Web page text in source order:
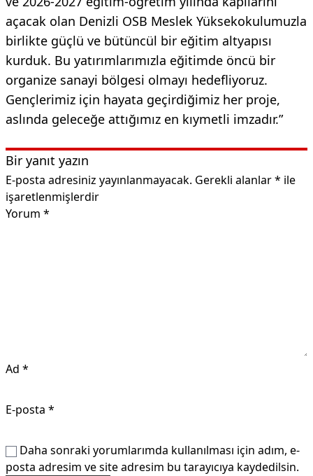
açacak olan Denizli OSB Meslek Yüksekokulumuzla
birlikte güçlü ve bütüncül bir eğitim altyapısı
kurduk. Bu yatırımlarımızla eğitimde öncü bir
organize sanayi bölgesi olmayı hedefliyoruz.
Gençlerimiz için hayata geçirdiğimiz her proje,
aslında geleceğe attığımız en kıymetli imzadır.”
Bir yanıt yazın
E-posta adresiniz yayınlanmayacak. Gerekli alanlar* ile
işaretlenmişlerdir
Yorum *
Ad *
E-posta *
Daha sonraki yorumlarımda kullanılması için adım, e-
posta adresim ve site adresim bu tarayıcıya kaydedilsin.